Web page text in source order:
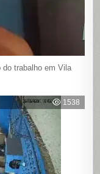
trabalho em Vila
1538